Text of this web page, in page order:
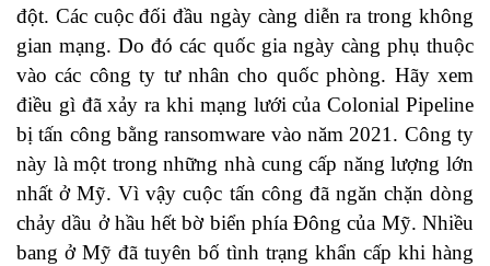
đột. Các cuộc đối đầu ngày càng diễn ra trong không
gian mạng. Do đó các quốc gia ngày càng phụ thuộc
vào các công ty tư nhân cho quốc phòng. Hãy xem
điều gì đã xảy ra khi mạng lưới của Colonial Pipeline
bị tấn công bằng ransomware vào năm 2021. Công ty
này là một trong những nhà cung cấp năng lượng lớn
nhất ở Mỹ. Vì vậy cuộc tấn công đã ngăn chặn dòng
chảy dầu ở hầu hết bờ biển phía Đông của Mỹ. Nhiều
bang ở Mỹ đã tuyên bố tình trạng khẩn cấp khi hàng